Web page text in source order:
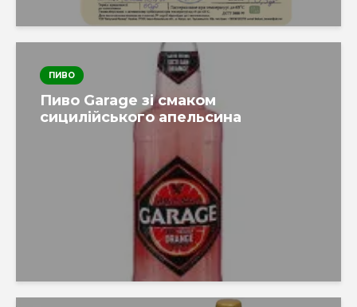
ПИВО
Пиво Garage зі смаком
сицилійського апельсина